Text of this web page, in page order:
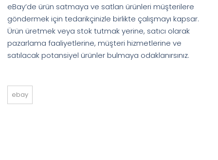
eBay’de ürün satmaya ve satlan ürünleri müşterilere
göndermek için tedarikçinizle birlikte çalışmayı kapsar.
Ürün üretmek veya stok tutmak yerine, satıcı olarak
pazarlama faaliyetlerine, müşteri hizmetlerine ve
satılacak potansiyel ürünler bulmaya odaklanırsınız.
ebay